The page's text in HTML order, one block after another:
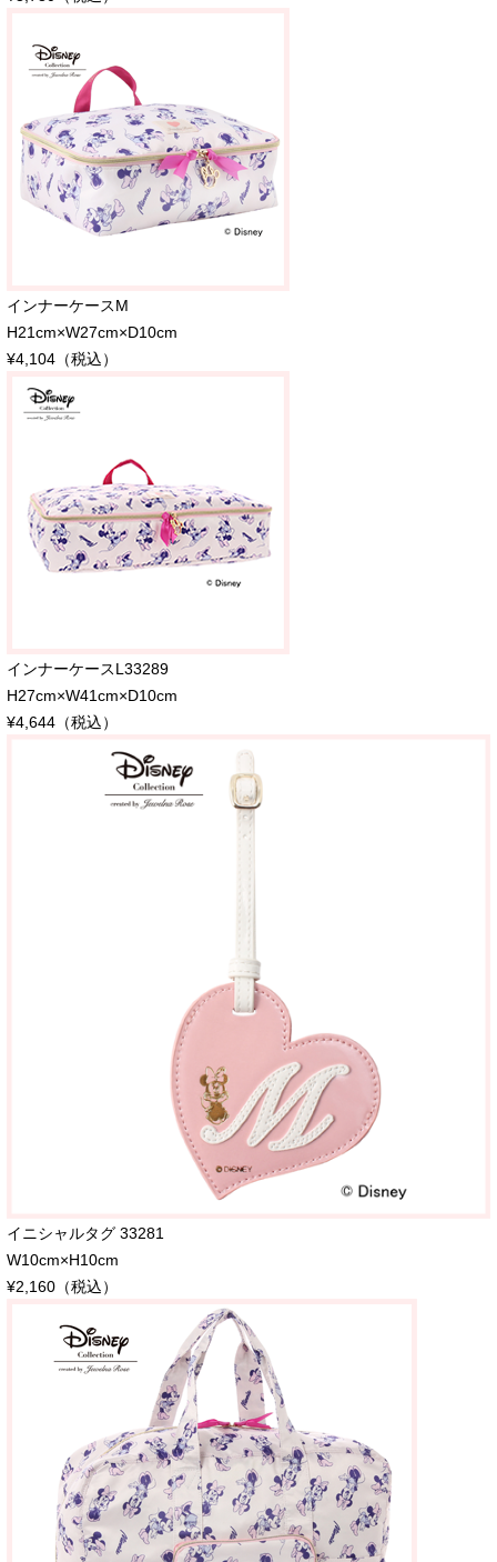
インナーケースM
H21cm×W27cm×D10cm
¥4,104（税込）
インナーケースL33289
H27cm×W41cm×D10cm
¥4,644（税込）
イニシャルタグ 33281
W10cm×H10cm
¥2,160（税込）